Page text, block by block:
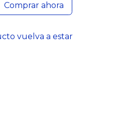
Comprar ahora
vuelva a estar